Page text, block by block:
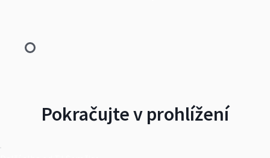
Pokračujte v prohlížení